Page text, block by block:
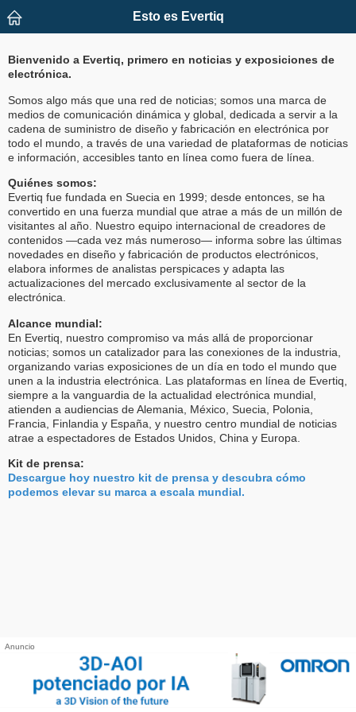
Esto es Evertiq
Bienvenido a Evertiq, primero en noticias y exposiciones de
electrónica.
Somos algo más que una red de noticias; somos una marca de
medios de comunicación dinámica y global, dedicada a servir a la
cadena de suministro de diseño y fabricación en electrónica por
todo el mundo, a través de una variedad de plataformas de noticias
e información, accesibles tanto en línea como fuera de línea.
Quiénes somos:
Evertiq fue fundada en Suecia en 1999; desde entonces, se ha
convertido en una fuerza mundial que atrae a más de un millón de
visitantes al año. Nuestro equipo internacional de creadores de
contenidos —cada vez más numeroso— informa sobre las últimas
novedades en diseño y fabricación de productos electrónicos,
elabora informes de analistas perspicaces y adapta las
actualizaciones del mercado exclusivamente al sector de la
electrónica.
Alcance mundial:
En Evertiq, nuestro compromiso va más allá de proporcionar
noticias; somos un catalizador para las conexiones de la industria,
organizando varias exposiciones de un día en todo el mundo que
unen a la industria electrónica. Las plataformas en línea de Evertiq,
siempre a la vanguardia de la actualidad electrónica mundial,
atienden a audiencias de Alemania, México, Suecia, Polonia,
Francia, Finlandia y España, y nuestro centro mundial de noticias
atrae a espectadores de Estados Unidos, China y Europa.
Kit de prensa:
Descargue hoy nuestro kit de prensa y descubra cómo
podemos elevar su marca a escala mundial.
Anuncio